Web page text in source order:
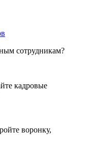
сотрудникам?
кадровые
воронку,